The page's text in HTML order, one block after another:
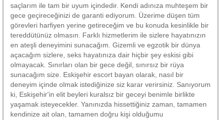
saçlarım ile tam bir uyum içindedir. Kendi adınıza muhteşem bir
gece geçireceğinizi de garanti ediyorum. Üzerime düşen tüm
görevleri harfiyen yerine getireceğim ve bu konuda kesinlikle bir
tereddütünüz olmasın. Farklı hizmetlerim ile sizlere hayatınızın
en ateşli deneyimini sunacağım. Gizemli ve egzotik bir dünya
açacağım sizlere, seks hayatınıza dair hiçbir şey eskisi gibi
olmayacak. Sınırları olan bir gece değil, sınırsız bir rüya
sunacağım size. Eskişehir escort bayan olarak, nasıl bir
deneyim içinde olmak istediğinize siz karar verirsiniz. Sanıyorum
ki, Eskişehir'in elit beyleri kuralsız bir geceyi benimle birlikte
yaşamak isteyecekler. Yanınızda hissettiğiniz zaman, tamamen
kendinize ait olan, tamamen doğru kişi olduğumu